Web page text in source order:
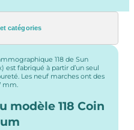
catégories
118 de Sun
fabriqué à partir d’un seul
Les neuf marches ont des
mm.
modèle 118 Coin